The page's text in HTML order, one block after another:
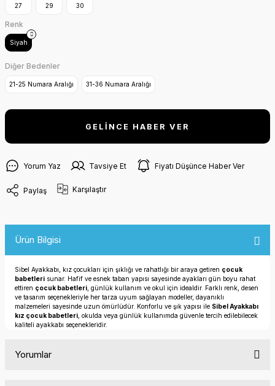
27 29 30
Renk
Siyah
Diğer Bedenler
21-25 Numara Aralığı 31-36 Numara Aralığı
GELİNCE HABER VER
Yorum Yaz Tavsiye Et Fiyatı Düşünce Haber Ver
Paylaş Karşılaştır
Ürün Bilgisi
Sibel Ayakkabı, kız çocukları için şıklığı ve rahatlığı bir araya getiren çocuk
babetleri sunar. Hafif ve esnek taban yapısı sayesinde ayakları gün boyu rahat
ettiren çocuk babetleri , günlük kullanım ve okul için idealdir. Farklı renk, desen
ve tasarım seçenekleriyle her tarza uyum sağlayan modeller, dayanıklı
malzemeleri sayesinde uzun ömürlüdür. Konforlu ve şık yapısı ile Sibel Ayakkabı
kız çocuk babetleri , okulda veya günlük kullanımda güvenle tercih edilebilecek
kaliteli ayakkabı seçenekleridir.
Yorumlar